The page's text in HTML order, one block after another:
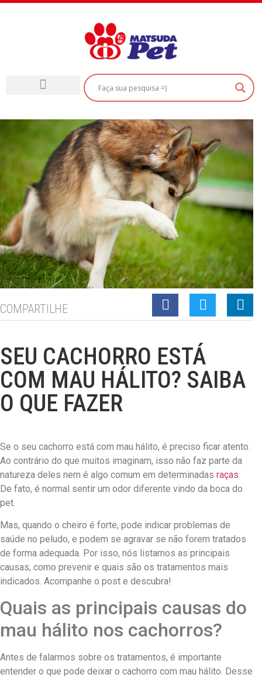
COMPARTILHE
SEU CACHORRO ESTÁ
COM MAU HÁLITO? SAIBA
O QUE FAZER
Se o seu cachorro está com mau hálito, é preciso ficar atento.
Ao contrário do que muitos imaginam, isso não faz parte da
natureza deles nem é algo comum em determinadas raças
De fato, é normal sentir um odor diferente vindo da boca do
pet.
Mas, quando o cheiro é forte, pode indicar problemas de
saúde no peludo, e podem se agravar se não forem tratados
de forma adequada. Por isso, nós listamos as principais
causas, como prevenir e quais são os tratamentos mais
indicados. Acompanhe o post e descubra!
Quais as principais causas do
mau hálito nos cachorros?
Antes de falarmos sobre os tratamentos, é importante
entender o que pode deixar o cachorro com mau hálito. Desse